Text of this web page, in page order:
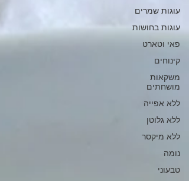
עוגות שמרים
עוגות בחושות
פאי וטארט
קינוחים
משקאות
מושחתים
ללא אפייה
ללא גלוטן
ללא מיקסר
נומה
טבעוני